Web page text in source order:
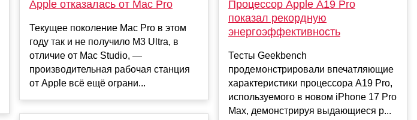
Apple отказалась от Mac Pro
Текущее поколение Mac Pro в этом
году так и не получило M3 Ultra, в
отличие от Mac Studio, —
производительная рабочая станция
от Apple всё ещё ограни...
Процессор Apple A19 Pro
показал рекордную
энергоэффективность
Тесты Geekbench
продемонстрировали впечатляющие
характеристики процессора A19 Pro,
используемого в новом iPhone 17 Pro
Max, демонстрируя выдающиеся р...